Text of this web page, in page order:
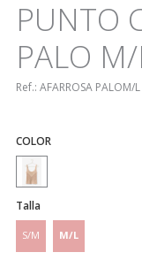
PUNTO
PALO
Ref.: AFARROSA PALOM/L
COLOR
Talla
S/M M/L